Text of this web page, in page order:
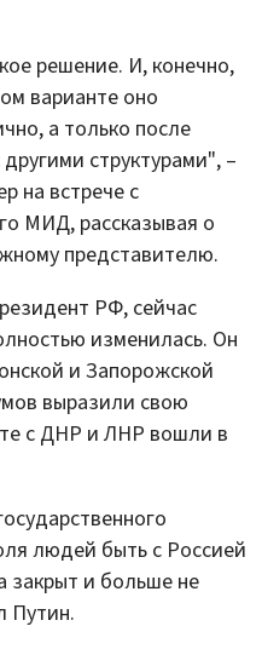
решение. И, конечно,
варианте оно
а только после
структурами", –
на встрече с
МИД, рассказывая о
представителю.
РФ, сейчас
изменилась. Он
и Запорожской
выразили свою
с ДНР и ЛНР вошли в
людей быть с Россией
закрыт и больше не
Путин.